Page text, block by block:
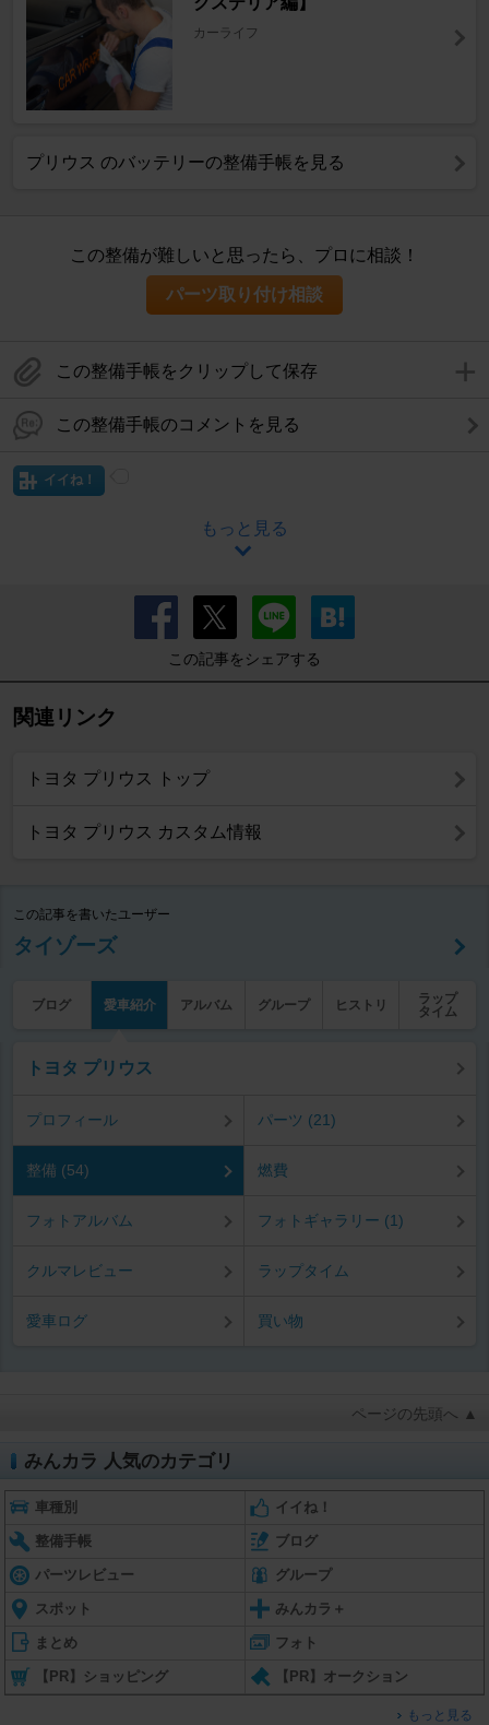
カーライフ
プリウス のバッテリーの整備手帳を見る
この整備が難しいと思ったら、プロに相談！
パーツ取り付け相談
この整備手帳をクリップして保存
この整備手帳のコメントを見る
イイね！
もっと見る
この記事をシェアする
関連リンク
トヨタ プリウス トップ
トヨタ プリウス カスタム情報
この記事を書いたユーザー
タイゾーズ
ブログ 愛車紹介 アルバム グループ ヒストリ
ラップ
タイム
トヨタ プリウス
プロフィール パーツ (21)
整備 (54) 燃費
フォトアルバム フォトギャラリー (1)
クルマレビュー ラップタイム
愛車ログ 買い物
ページの先頭へ ▲
みんカラ 人気のカテゴリ
車種別 イイね！
整備手帳 ブログ
パーツレビュー グループ
スポット みんカラ＋
まとめ フォト
【PR】ショッピング 【PR】オークション
もっと見る